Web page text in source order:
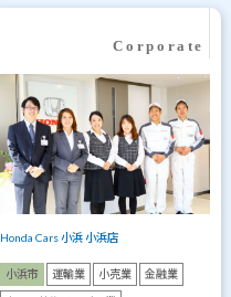
Honda Cars 小浜 小浜店
小浜市 運輸業 小売業 金融業